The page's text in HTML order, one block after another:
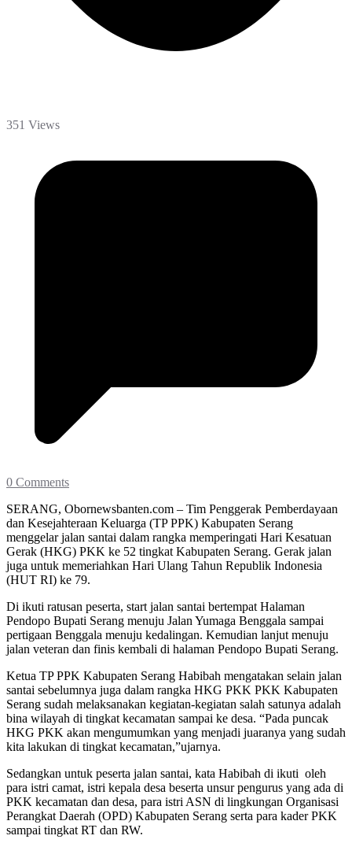
351 Views
0 Comments
SERANG, Obornewsbanten.com – Tim Penggerak Pemberdayaan
dan Kesejahteraan Keluarga (TP PPK) Kabupaten Serang
menggelar jalan santai dalam rangka memperingati Hari Kesatuan
Gerak (HKG) PKK ke 52 tingkat Kabupaten Serang. Gerak jalan
juga untuk memeriahkan Hari Ulang Tahun Republik Indonesia
(HUT RI) ke 79.
Di ikuti ratusan peserta, start jalan santai bertempat Halaman
Pendopo Bupati Serang menuju Jalan Yumaga Benggala sampai
pertigaan Benggala menuju kedalingan. Kemudian lanjut menuju
jalan veteran dan finis kembali di halaman Pendopo Bupati Serang.
Ketua TP PPK Kabupaten Serang Habibah mengatakan selain jalan
santai sebelumnya juga dalam rangka HKG PKK PKK Kabupaten
Serang sudah melaksanakan kegiatan-kegiatan salah satunya adalah
bina wilayah di tingkat kecamatan sampai ke desa. “Pada puncak
HKG PKK akan mengumumkan yang menjadi juaranya yang sudah
kita lakukan di tingkat kecamatan,”ujarnya.
Sedangkan untuk peserta jalan santai, kata Habibah di ikuti oleh
para istri camat, istri kepala desa beserta unsur pengurus yang ada di
PKK kecamatan dan desa, para istri ASN di lingkungan Organisasi
Perangkat Daerah (OPD) Kabupaten Serang serta para kader PKK
sampai tingkat RT dan RW.